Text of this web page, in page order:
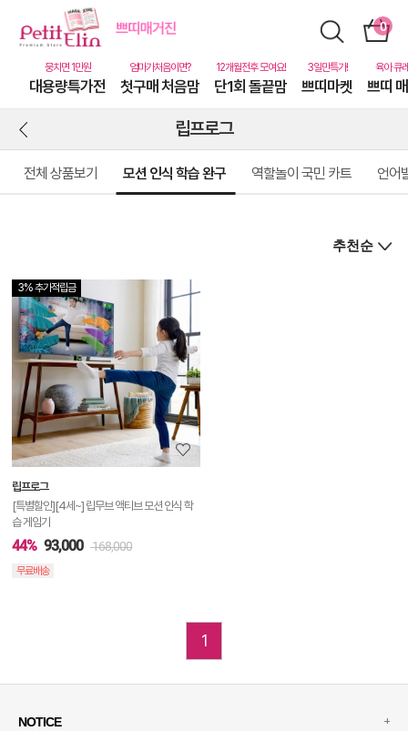
대용량특가전 첫구매 처음맘 단1회 돌끝맘 쁘띠마켓 쁘띠
립프로그
전체 상품보기 모션 인식 학습 완구 역할놀이 국민 카트 언어
3% 추가적립금
상
세
정
보
보
립프로그
[특별할인][4세~] 립무브 액티브 모션 인식 학
습 게임기
44% 93,000 168,000
무료배송
1
NOTICE +